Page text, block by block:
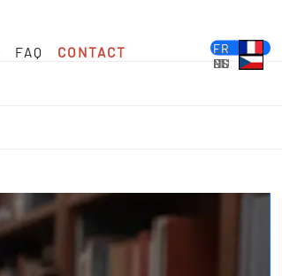
FAQ CONTACT DE
EN
FR
ES
PL
IT
NL
HU
CS